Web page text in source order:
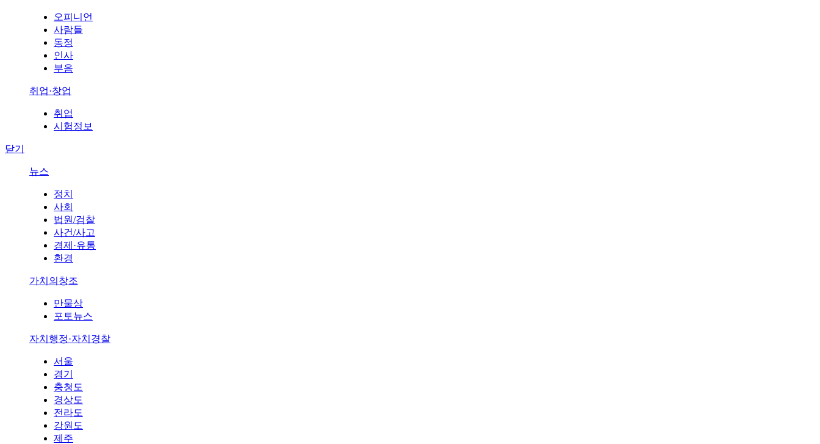
오피니언
사람들
동정
인사
부음
취업·창업
취업
시험정보
닫기
뉴스
정치
사회
법원/검찰
사건/사고
경제·유통
환경
가치의창조
만물상
포토뉴스
자치행정·자치경찰
서울
경기
충청도
경상도
전라도
강원도
제주